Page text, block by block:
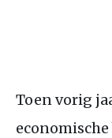
Toen vorig